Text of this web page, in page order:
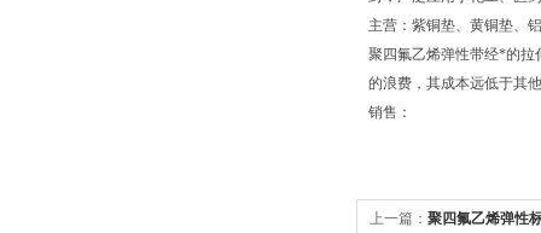
主营：紫铜垫、黄铜垫、
聚四氟乙烯弹性带经*的拉
的浪费，其成本远低于其
销售：
上一篇： 聚四氟乙烯弹性